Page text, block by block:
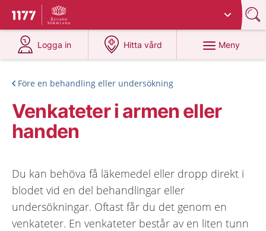
Till startsidan för 1177
Du har valt region
Logga in
på 1177.se
Hitta vård
på 1177.se
Meny
Före en behandling eller undersökning
Venkateter i armen eller
handen
Du kan behöva få läkemedel eller dropp direkt i
blodet vid en del behandlingar eller
undersökningar. Oftast får du det genom en
venkateter. En venkateter består av en liten tunn